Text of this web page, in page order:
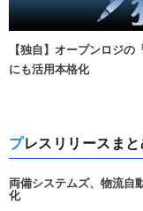
【独自】オープンロジ
にも活用本格化
プレスリリースま
両備システムズ、物流自
化